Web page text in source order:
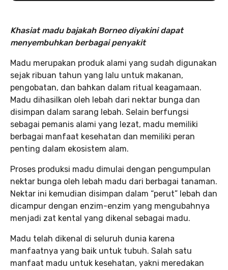
Khasiat madu bajakah Borneo diyakini dapat
menyembuhkan berbagai penyakit
Madu merupakan produk alami yang sudah digunakan
sejak ribuan tahun yang lalu untuk makanan,
pengobatan, dan bahkan dalam ritual keagamaan.
Madu dihasilkan oleh lebah dari nektar bunga dan
disimpan dalam sarang lebah. Selain berfungsi
sebagai pemanis alami yang lezat, madu memiliki
berbagai manfaat kesehatan dan memiliki peran
penting dalam ekosistem alam.
Proses produksi madu dimulai dengan pengumpulan
nektar bunga oleh lebah madu dari berbagai tanaman.
Nektar ini kemudian disimpan dalam “perut” lebah dan
dicampur dengan enzim-enzim yang mengubahnya
menjadi zat kental yang dikenal sebagai madu.
Madu telah dikenal di seluruh dunia karena
manfaatnya yang baik untuk tubuh. Salah satu
manfaat madu untuk kesehatan, yakni meredakan